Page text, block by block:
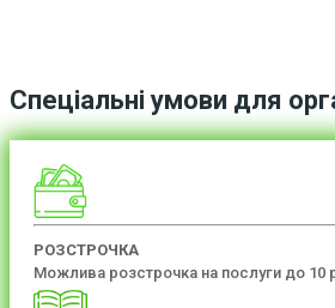
Спеціальні умови для
РОЗСТРОЧКА
Можлива розстрочка на послуги до 10